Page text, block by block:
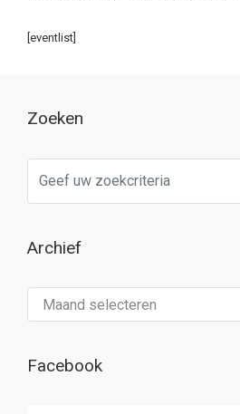
[eventlist]
Zoeken
Archief
Facebook